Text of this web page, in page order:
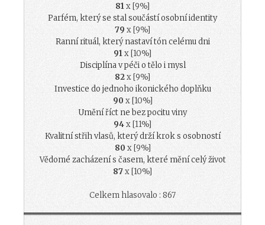
81x [9%]
Parfém, který se stal součástí osobní identity
79 x [9%]
Ranní rituál, který nastaví tón celému dni
91x [10%]
Disciplína v péči o tělo i mysl
82x [9%]
Investice do jednoho ikonického doplňku
90 x [10%]
Umění říct ne bez pocitu viny
94x [11%]
Kvalitní střih vlasů, který drží krok s osobností
80 x [9%]
Vědomé zacházení s časem, které mění celý život
87x [10%]
Celkem hlasovalo : 867